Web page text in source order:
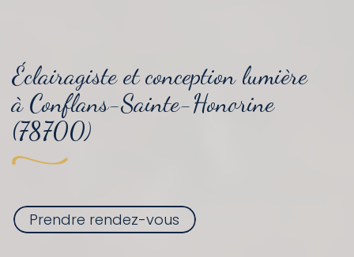
Éclairagiste et conception lumière
à Conflans-Sainte-Honorine
(78700)
Prendre rendez-vous